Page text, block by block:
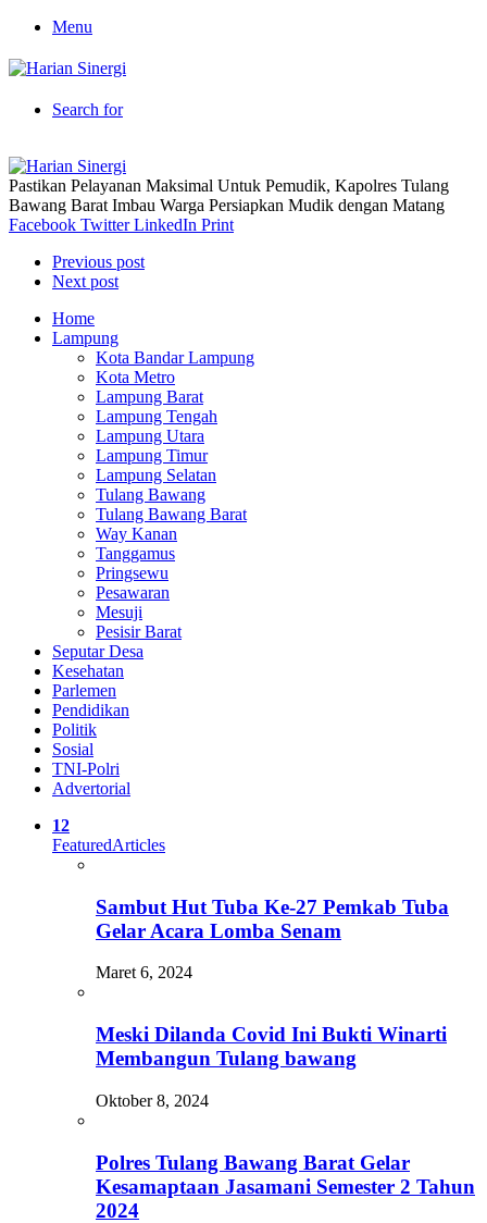
Menu
Search for
Pastikan Pelayanan Maksimal Untuk Pemudik, Kapolres Tulang
Bawang Barat Imbau Warga Persiapkan Mudik dengan Matang
Facebook Twitter LinkedIn Print
Previous post
Next post
Home
Lampung
Kota Bandar Lampung
Kota Metro
Lampung Barat
Lampung Tengah
Lampung Utara
Lampung Timur
Lampung Selatan
Tulang Bawang
Tulang Bawang Barat
Way Kanan
Tanggamus
Pringsewu
Pesawaran
Mesuji
Pesisir Barat
Seputar Desa
Kesehatan
Parlemen
Pendidikan
Politik
Sosial
TNI-Polri
Advertorial
12
FeaturedArticles
Sambut Hut Tuba Ke-27 Pemkab Tuba
Gelar Acara Lomba Senam
Maret 6, 2024
Meski Dilanda Covid Ini Bukti Winarti
Membangun Tulang bawang
Oktober 8, 2024
Polres Tulang Bawang Barat Gelar
Kesamaptaan Jasamani Semester 2 Tahun
2024